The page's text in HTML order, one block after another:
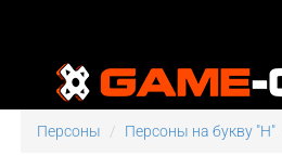
Персоны Персоны на букву "H"